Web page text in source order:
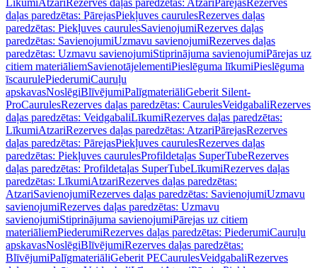
LīkumiAtzariRezerves daļas paredzētas: AtzariPārejasRezerves
daļas paredzētas: PārejasPiekļuves caurulesRezerves daļas
paredzētas: Piekļuves caurulesSavienojumiRezerves daļas
paredzētas: SavienojumiUzmavu savienojumiRezerves daļas
paredzētas: Uzmavu savienojumiStiprinājuma savienojumiPārejas uz
citiem materiāliemSavienotājelementiPieslēguma līkumiPieslēguma
īscaurulePiederumiCauruļu
apskavasNoslēgiBlīvējumiPalīgmateriāliGeberit Silent-
ProCaurulesRezerves daļas paredzētas: CaurulesVeidgabaliRezerves
daļas paredzētas: VeidgabaliLīkumiRezerves daļas paredzētas:
LīkumiAtzariRezerves daļas paredzētas: AtzariPārejasRezerves
daļas paredzētas: PārejasPiekļuves caurulesRezerves daļas
paredzētas: Piekļuves caurulesProfildetaļas SuperTubeRezerves
daļas paredzētas: Profildetaļas SuperTubeLīkumiRezerves daļas
paredzētas: LīkumiAtzariRezerves daļas paredzētas:
AtzariSavienojumiRezerves daļas paredzētas: SavienojumiUzmavu
savienojumiRezerves daļas paredzētas: Uzmavu
savienojumiStiprinājuma savienojumiPārejas uz citiem
materiāliemPiederumiRezerves daļas paredzētas: PiederumiCauruļu
apskavasNoslēgiBlīvējumiRezerves daļas paredzētas:
BlīvējumiPalīgmateriāliGeberit PECaurulesVeidgabaliRezerves